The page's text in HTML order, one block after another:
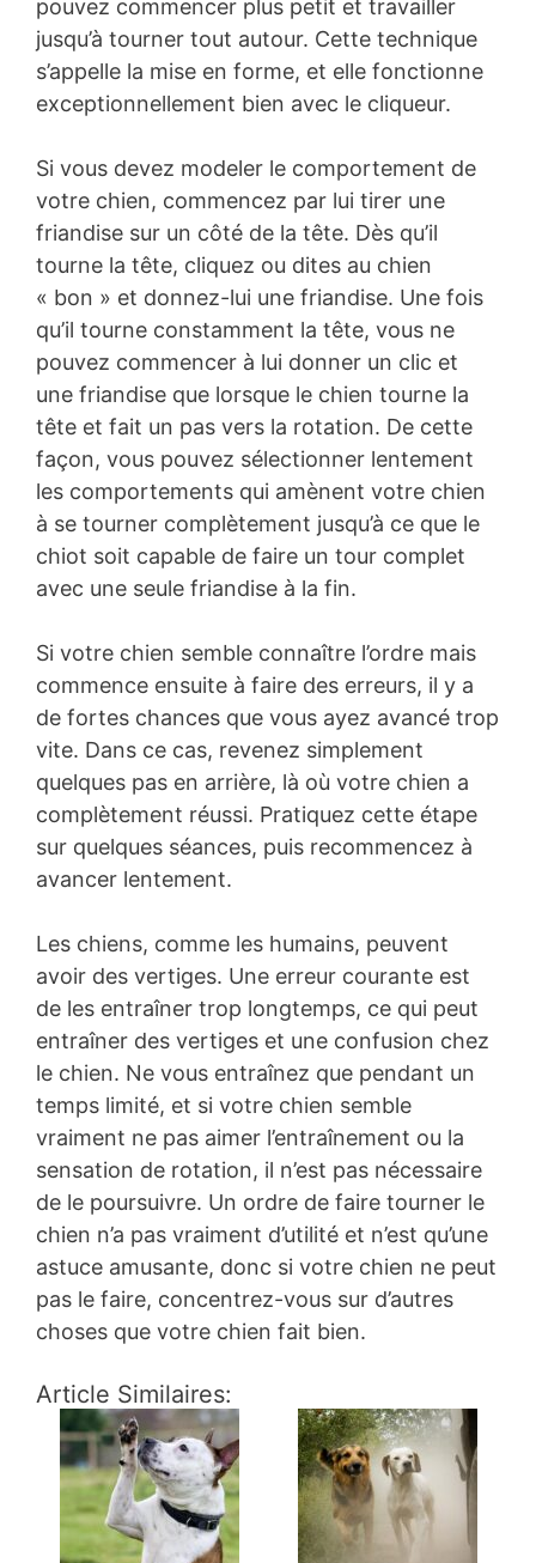
pouvez commencer plus petit et travailler
jusqu’à tourner tout autour. Cette technique
s’appelle la mise en forme, et elle fonctionne
exceptionnellement bien avec le cliqueur.
Si vous devez modeler le comportement de
votre chien, commencez par lui tirer une
friandise sur un côté de la tête. Dès qu’il
tourne la tête, cliquez ou dites au chien
« bon » et donnez-lui une friandise. Une fois
qu’il tourne constamment la tête, vous ne
pouvez commencer à lui donner un clic et
une friandise que lorsque le chien tourne la
tête et fait un pas vers la rotation. De cette
façon, vous pouvez sélectionner lentement
les comportements qui amènent votre chien
à se tourner complètement jusqu’à ce que le
chiot soit capable de faire un tour complet
avec une seule friandise à la fin.
Si votre chien semble connaître l’ordre mais
commence ensuite à faire des erreurs, il y a
de fortes chances que vous ayez avancé trop
vite. Dans ce cas, revenez simplement
quelques pas en arrière, là où votre chien a
complètement réussi. Pratiquez cette étape
sur quelques séances, puis recommencez à
avancer lentement.
Les chiens, comme les humains, peuvent
avoir des vertiges. Une erreur courante est
de les entraîner trop longtemps, ce qui peut
entraîner des vertiges et une confusion chez
le chien. Ne vous entraînez que pendant un
temps limité, et si votre chien semble
vraiment ne pas aimer l’entraînement ou la
sensation de rotation, il n’est pas nécessaire
de le poursuivre. Un ordre de faire tourner le
chien n’a pas vraiment d’utilité et n’est qu’une
astuce amusante, donc si votre chien ne peut
pas le faire, concentrez-vous sur d’autres
choses que votre chien fait bien.
Article Similaires: